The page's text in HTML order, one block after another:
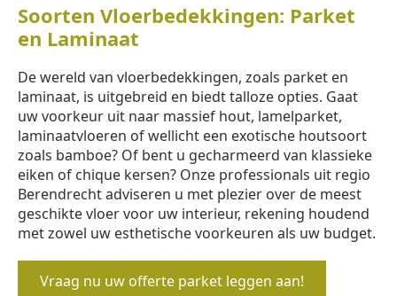
Soorten Vloerbedekkingen: Parket
en Laminaat
De wereld van vloerbedekkingen, zoals parket en
laminaat, is uitgebreid en biedt talloze opties. Gaat
uw voorkeur uit naar massief hout, lamelparket,
laminaatvloeren of wellicht een exotische houtsoort
zoals bamboe? Of bent u gecharmeerd van klassieke
eiken of chique kersen? Onze professionals uit regio
Berendrecht adviseren u met plezier over de meest
geschikte vloer voor uw interieur, rekening houdend
met zowel uw esthetische voorkeuren als uw budget.
Vraag nu uw offerte parket leggen aan!